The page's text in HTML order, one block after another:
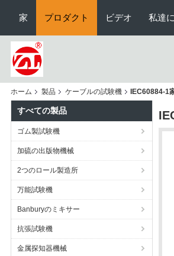
家 プロダクト ビデオ 私達
ホーム 製品 ケーブルの試験機 IEC60884-1
すべての製品
ゴム製試験機
加硫の出版物機械
2つのロール製造所
万能試験機
Banburyのミキサー
抗張試験機
金属探知器機械